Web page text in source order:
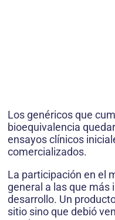
Los genéricos que
bioequivalencia
ensayos clínicos
comercializados.
La participación en el
general a las que más
desarrollo. Un
sitio sino que debió